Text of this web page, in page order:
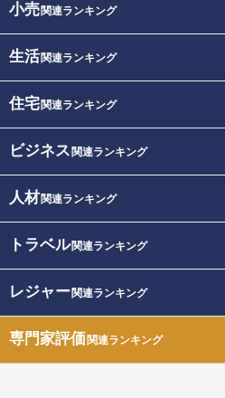
小売関連ランキング
生活関連ランキング
住宅関連ランキング
ビジネス 関連ランキング
人材関連ランキング
トラベル関連ランキング
レジャー関連ランキング
専門家評価関連ランキング